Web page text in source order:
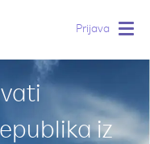
Prijava
iz